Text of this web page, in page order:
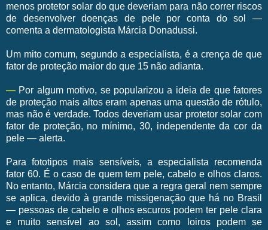
menos protetor solar do que deveriam para não correr riscos
de desenvolver doenças de pele por conta do sol —
comenta a dermatologista Márcia Donadussi.
Um mito comum, segundo a especialista, é a crença de que
fator de proteção maior do que 15 não adianta.
— Por algum motivo, se popularizou a ideia de que fatores
de proteção mais altos eram apenas uma questão de rótulo,
mas não é verdade. Todos deveriam usar protetor solar com
fator de proteção, no mínimo, 30, independente da cor da
pele — alerta.
Para fototipos mais sensíveis, a especialista recomenda
fator 60. É o caso de quem tem pele, cabelo e olhos claros.
No entanto, Márcia considera que a regra geral nem sempre
se aplica, devido à grande missigenação que há no Brasil
— pessoas de cabelo e olhos escuros podem ter pele clara
e muito sensível ao sol, assim como loiros podem se